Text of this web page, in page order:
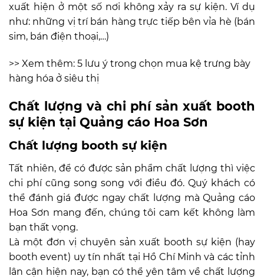
xuất hiện ở một số nơi không xảy ra sự kiện. Ví dụ
như: những vị trí bán hàng trực tiếp bên vỉa hè (bán
sim, bán điện thoại,…)
>> Xem thêm: 5 lưu ý trong chọn mua kệ trưng bày
hàng hóa ở siêu thị
Chất lượng và chi phí sản xuất booth
sự kiện tại Quảng cáo Hoa Sơn
Chất lượng booth sự kiện
Tất nhiên, để có được sản phẩm chất lượng thì việc
chi phí cũng song song với điều đó. Quý khách có
thể đánh giá được ngay chất lượng mà Quảng cáo
Hoa Sơn mang đến, chúng tôi cam kết không làm
bạn thất vọng.
Là một đơn vị chuyên sản xuất booth sự kiện (hay
booth event) uy tín nhất tại Hồ Chí Minh và các tỉnh
lân cận hiện nay, bạn có thể yên tâm về chất lượng